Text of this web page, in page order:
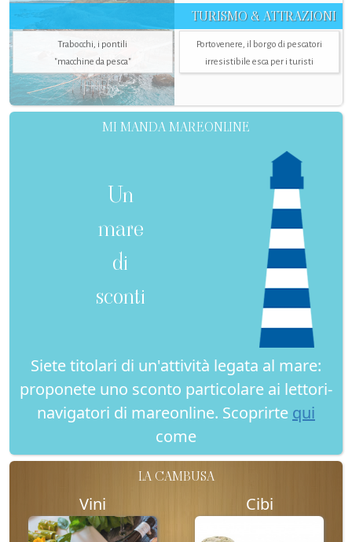
TURISMO & ATTRAZIONI
Trabocchi, i pontili
"macchine da pesca"
Portovenere, il borgo di pescatori
irresistibile esca per i turisti
MI MANDA MAREONLINE
Un
mare
di
sconti
Siete titolari di un'attività legata al mare:
proponete uno sconto particolare ai lettori-
navigatori di mareonline. Scoprirte qui
come
LA CAMBUSA
Vini Cibi